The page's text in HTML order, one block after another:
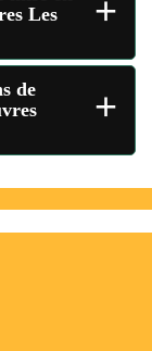
Les
+
de
+